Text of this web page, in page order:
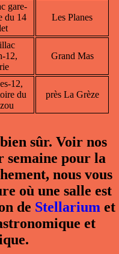
gare-
du 14
Les Planes
12,
Grand Mas
12,
du
près La Grèze
sûr. Voir nos
semaine pour la
nous vous
où une salle est
de Stellarium et
et